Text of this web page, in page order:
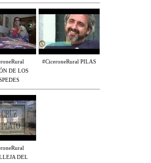
DE LOS
#CiceroneRural PILAS
DEL